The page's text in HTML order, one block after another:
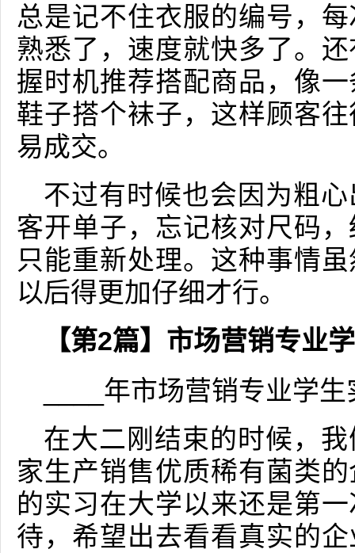
总是记不住衣服的编号，
熟悉了，速度就快多了。
握时机推荐搭配商品，像
鞋子搭个袜子，这样顾客
易成交。
不过有时候也会因为粗
客开单子，忘记核对尺码
只能重新处理。这种事情
以后得更加仔细才行。
【第2篇】市场营销专业
____年市场营销专业学
在大二刚结束的时候，
家生产销售优质稀有菌类
的实习在大学以来还是第
待，希望出去看看真实的